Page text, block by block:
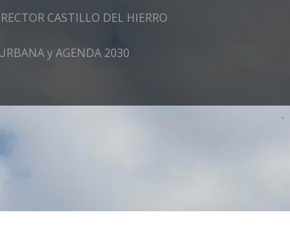
CASTILLO DEL HIERRO
y AGENDA 2030